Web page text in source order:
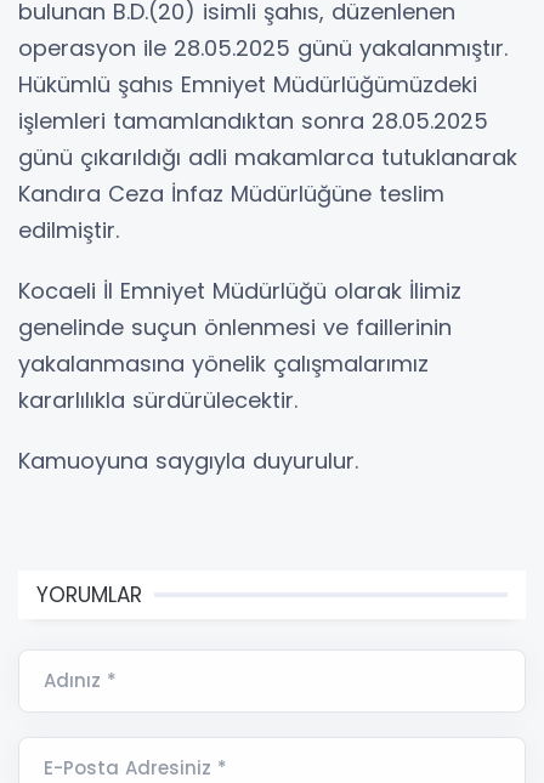
bulunan B.D.(20) isimli şahıs, düzenlenen
operasyon ile 28.05.2025 günü yakalanmıştır.
Hükümlü şahıs Emniyet Müdürlüğümüzdeki
işlemleri tamamlandıktan sonra 28.05.2025
günü çıkarıldığı adli makamlarca tutuklanarak
Kandıra Ceza İnfaz Müdürlüğüne teslim
edilmiştir.
Kocaeli İl Emniyet Müdürlüğü olarak İlimiz
genelinde suçun önlenmesi ve faillerinin
yakalanmasına yönelik çalışmalarımız
kararlılıkla sürdürülecektir.
Kamuoyuna saygıyla duyurulur.
YORUMLAR
Adınız *
E-Posta Adresiniz *